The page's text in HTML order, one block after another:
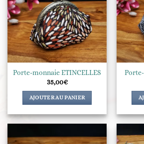
Porte-monnaie ETINCELLES
35,00€
AJOUTER AU PANIER